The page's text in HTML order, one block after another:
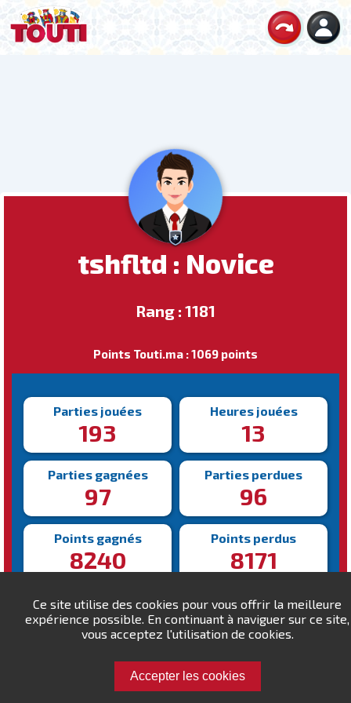
Ce site utilise des cookies pour vous offrir la meilleure
expérience possible. En continuant à naviguer sur ce site,
vous acceptez l'utilisation de cookies.
Accepter les cookies
tshfltd : Novice
Rang : 1181
Points Touti.ma : 1069 points
Parties jouées
193
Heures jouées
13
Parties gagnées
97
Parties perdues
96
Points gagnés
8240
Points perdus
8171
Victoire la plus rapide
156s
Victoire la plus lente
774s
Défiez tshfltd !